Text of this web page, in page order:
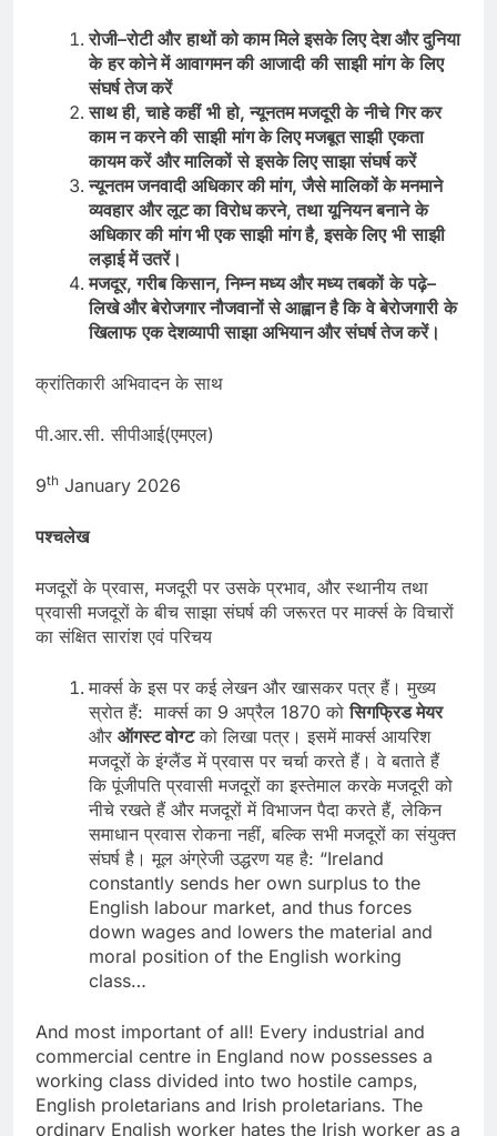
रोजी–रोटीऔर हाथोंकोकाममिलेइसकेलिएदेशऔरदुनिया
के हरकोनेमें आवागमनकी आजादी की साझी मांग के लिए
संघर्षतेजकरें
साथही,चाहेकहीं भी हो,न्‍यूनतममजदूरीके नीचे गिर कर
कामनकरनेकी साझी मांगकेलिएमजबूतसाझी एकता
कायमकरें औरमालिकों से इसकेलिएसाझासंघर्षकरें
न्‍यूनतमजनवादीअधिकारकीमांग,जैसेमालिकोंकेमनमाने
व्‍यवहार औरलूटकाविरोधकरने,तथायूनियनबनाने के
अधिकारकी मांगभीएकसाझी मांगहै,इसकेलिए भी साझी
लड़ाईमेंउतरें।
मजदूर,गरीबकिसान,निम्नमध्यऔरमध्यतबकों के पढ़े–
लिखेऔरबेरोजगारनौजवानोंसेआह्वानहैकि वेबेरोजगारी के
खिलाफ एकदेशव्यापीसाझाअभियानऔरसंघर्षतेजकरें।
क्रांतिकारी अभिवादन के साथ
पी.आर.सी. सीपीआई(एमएल)
9th January 2026
पश्‍चलेख
मजदूरों के प्रवास, मजदूरी पर उसके प्रभाव, और स्थानीय तथा
प्रवासी मजदूरों के बीच साझा संघर्ष की जरूरत पर मार्क्‍स के विचारों
का संक्षित सारांश एवं परिचय
मार्क्स के इस पर कई लेखन और खासकर पत्र हैं। मुख्य
स्रोत हैं: मार्क्स का 9 अप्रैल 1870 कोसिगफ्रिडमेयर
और ऑगस्टवोग्टको लिखा पत्र। इसमें मार्क्स आयरिश
मजदूरों के इंग्लैंड में प्रवास पर चर्चा करते हैं। वे बताते हैं
कि पूंजीपति प्रवासी मजदूरों का इस्तेमाल करके मजदूरी को
नीचे रखते हैं और मजदूरों में विभाजन पैदा करते हैं, लेकिन
समाधान प्रवास रोकना नहीं, बल्कि सभी मजदूरों का संयुक्त
संघर्ष है। मूल अंग्रेजी उद्धरण यह है: “Ireland
constantly sends her own surplus to the
English labour market, and thus forces
down wages and lowers the material and
moral position of the English working
class…
And most important of all! Every industrial and
commercial centre in England now possesses a
working class divided into two hostile camps,
English proletarians and Irish proletarians. The
ordinary English worker hates the Irish worker as a